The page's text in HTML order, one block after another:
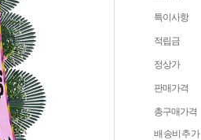
특이사항
적립금
정상가
판매가격
총구매가격
배송비추가